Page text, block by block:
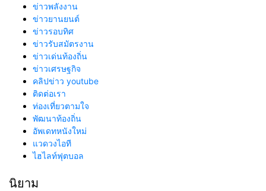
ข่าวพลังงาน
ข่าวยานยนต์
ข่าวรอบทิศ
ข่าวรับสมัตรงาน
ข่าวเด่นท้องถิ่น
ข่าวเศรษฐกิจ
คลิปข่าว youtube
ติดต่อเรา
ท่องเที่ยวตามใจ
พัฒนาท้องถิ่น
อัพเดทหนังใหม่
แวดวงไอที
ไฮไลท์ฟุตบอล
นิยาม